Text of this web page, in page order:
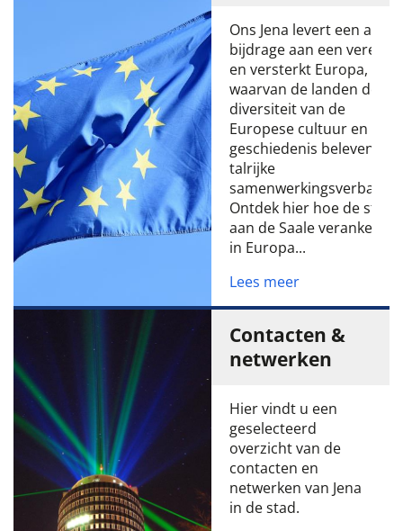
Ons Jena levert een
bijdrage aan een
en versterkt Europa,
waarvan de landen de
diversiteit van de
Europese cultuur en
geschiedenis beleven in
talrijke
Ontdek hier hoe de stad
aan de Saale verankerd is
in Europa...
Lees meer
Contacten &
netwerken
Hier vindt u een
geselecteerd
overzicht van de
contacten en
netwerken van Jena
in de stad.